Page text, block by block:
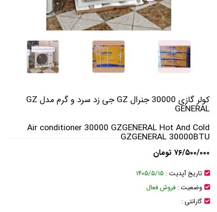
کولر گازی 30000 جنرال GZ جی زد سرد و گرم مدل GZ
GENERAL
Air conditioner 30000 GZGENERAL Hot And Cold
GZGENERAL 30000BTU
۷۶/۵۰۰/۰۰۰ تومان
تاریخ آپدیت : ۱۴۰۵/۵/۱۵
وضعیت : فروش فعال
گارانتی :